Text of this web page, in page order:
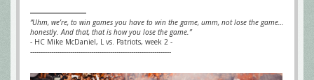
“Uhm, we’re, to win games you have to win the game, umm, not lose the game…
honestly. And that, that is how you lose the game.”
- HC Mike McDaniel, L vs. Patriots, week 2 -
-------------------------------------------------------------------